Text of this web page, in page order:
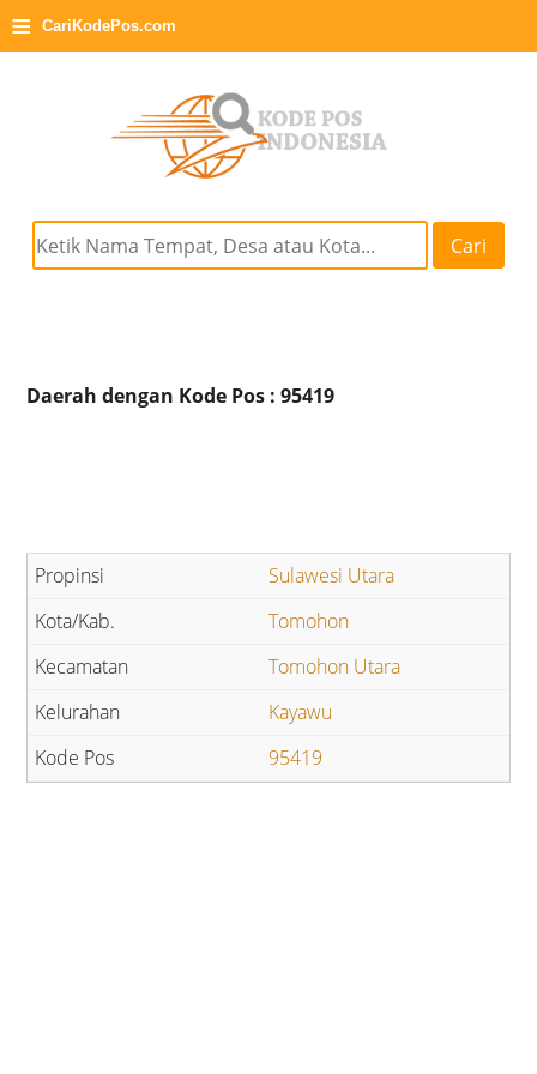
≡ CariKodePos.com
Cari
Daerah dengan Kode Pos : 95419
Sulawesi Utara
Tomohon
Tomohon Utara
Kayawu
95419